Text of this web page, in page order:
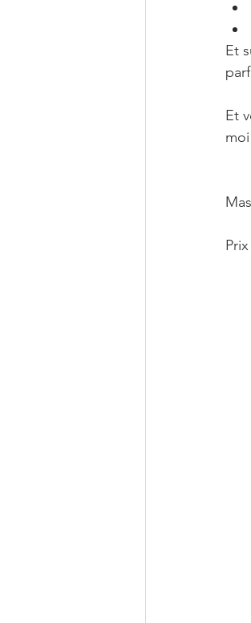
Et
Et